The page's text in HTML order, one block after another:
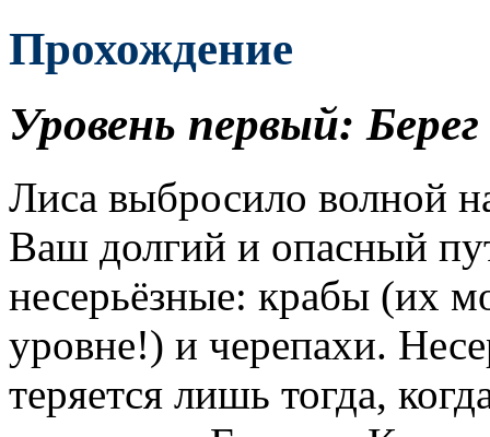
Прохождение
Уровень первый: Берег
Лиса выбросило волной
Ваш долгий и опасный
несерьёзные: крабы (их
уровне!) и черепахи.
теряется лишь тогда,